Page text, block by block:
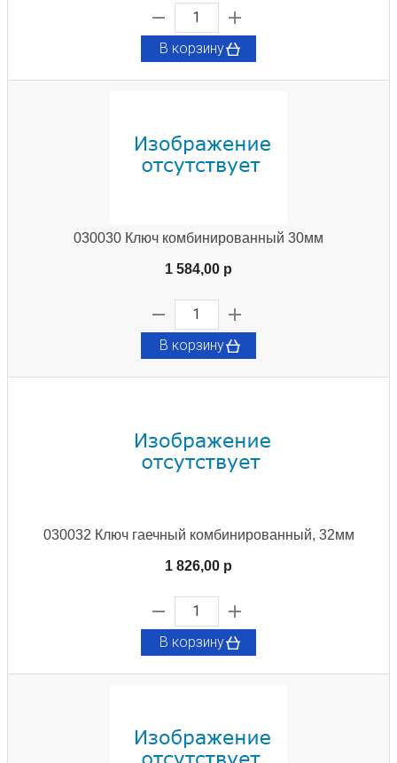
В корзину
030030 Ключ комбинированный 30мм
1 584,00 p
В корзину
030032 Ключ гаечный комбинированный, 32мм
1 826,00 p
В корзину